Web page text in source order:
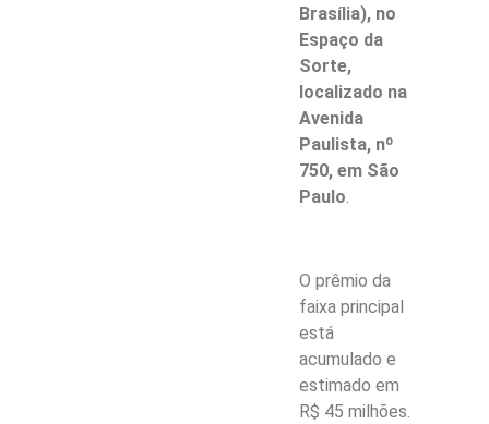
Brasília), no
Espaço da
Sorte,
localizado na
Avenida
Paulista, nº
750, em São
Paulo.
O prêmio da
faixa principal
está
acumulado e
estimado em
R$ 45 milhões.